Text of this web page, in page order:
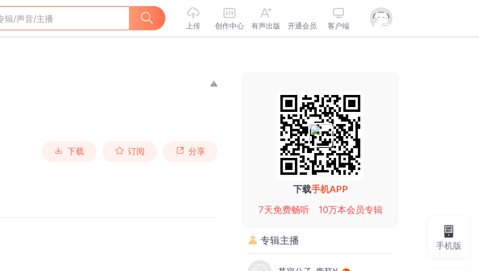
上传 创作中心 有声出版 开通会员 客户端
下载 订阅 分享
下载手机APP
7天免费畅听
10万本会员专辑
专辑主播 手机版